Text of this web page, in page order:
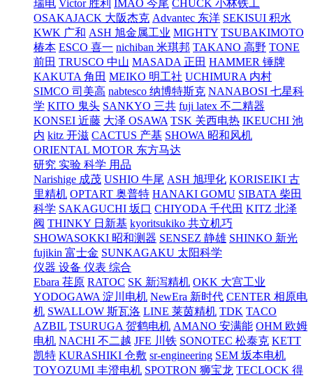
瑞电 Victor 胜利 IMAO 今尾 CHUCK 小林铁工
OSAKAJACK 大阪杰克 Advantec 东洋 SEKISUI 积水
KWK 广和 ASH 旭金属工业 MIGHTY TSUBAKIMOTO
椿本 ESCO 喜一 nichiban 米琪邦 TAKANO 高野 TONE
前田 TRUSCO 中山 MASADA 正田 HAMMER 锤牌
KAKUTA 角田 MEIKO 明工社 UCHIMURA 内村
SIMCO 司美高 nabtesco 纳博特斯克 NANABOSI 七星科
学 KITO 鬼头 SANKYO 三共 fuji latex 不二精器
KONSEI 近藤 大泽 OSAWA TSK 关西电热 IKEUCHI 池
内 kitz 开滋 CACTUS 产基 SHOWA 昭和风机
ORIENTAL MOTOR 东方马达
研究 实验 科学 用品
Narishige 成茂 USHIO 牛尾 ASH 旭理化 KORISEIKI 古
里精机 OPTART 奥普特 HANAKI GOMU SIBATA 柴田
科学 SAKAGUCHI 坂口 CHIYODA 千代田 KITZ 北泽
阀 THINKY 日新基 kyoritsukiko 共立机巧
SHOWASOKKI 昭和测器 SENSEZ 静雄 SHINKO 新光
fujikin 富士金 SUNKAGAKU 太阳科学
仪器 设备 仪表 综合
Ebara 荏原 RATOC SK 新泻精机 OKK 大宫工业
YODOGAWA 淀川电机 NewEra 新时代 CENTER 相原电
机 SWALLOW 斯瓦洛 LINE 莱茵精机 TDK TACO
AZBIL TSURUGA 贺鹤电机 AMANO 安满能 OHM 欧姆
电机 NACHI 不二越 JFE 川铁 SONOTEC 松泰克 KETT
凯特 KURASHIKI 仓敷 sr-engineering SEM 坂本电机
TOYOZUMI 丰澄电机 SPOTRON 狮宝龙 TECLOCK 得